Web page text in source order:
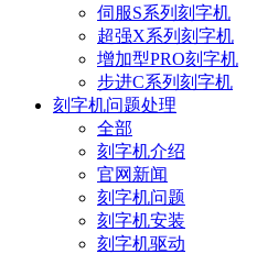
伺服S系列刻字机
超强X系列刻字机
增加型PRO刻字机
步进C系列刻字机
刻字机问题处理
全部
刻字机介绍
官网新闻
刻字机问题
刻字机安装
刻字机驱动